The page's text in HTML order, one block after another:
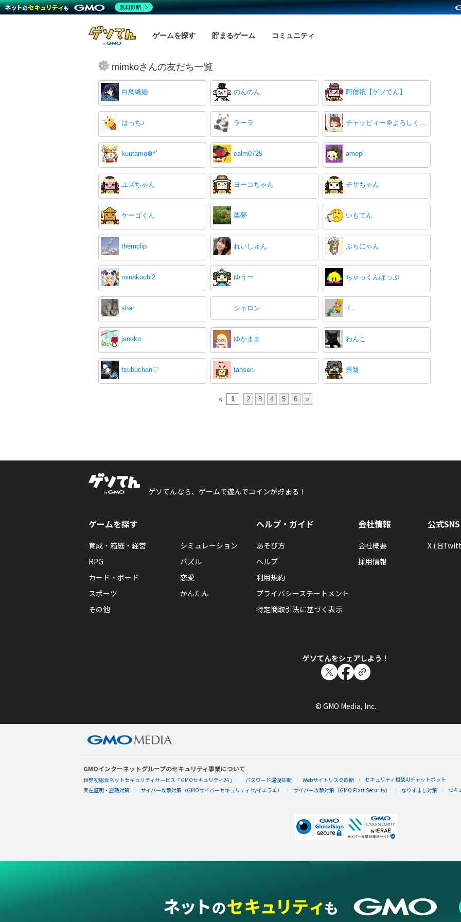
ゲームを探す 貯まるゲーム コミュニティ
mimkoさんの友だち一覧
白鳥織姫 のんのん 阿僧祇【ゲソてん】
はっち♪ ラーラ チャッピィー＠よろしくですぅ(^▽^)/
kuutamo✽‪*ﾟ calm0725 amepi
ユズちゃん ヨーコちゃん チサちゃん
ケーゴくん 栗夢 いもてん
themclip れいしゅん ぶちにゃん
minakuchi2 ゆうー ちゃっくんぽっぷ
shar シャロン ｆ.
janeko ゆかまま わんこ
tsubuchan♡ tansen 秀翁
« 1 2 3 4 5 6 »
ゲソてんなら、ゲームで遊んでコインが貯まる！
ゲームを探す
育成・箱庭・経営
シミュレーション
RPG
パズル
カード・ボード
恋愛
スポーツ
かんたん
その他
ヘルプ・ガイド
あそび方
ヘルプ
利用規約
プライバシーステートメント
特定商取引法に基づく表示
会社情報
会社概要
採用情報
公式SNS
X (旧
ゲソてんをシェアしよう！
© GMO Media, Inc.
GMOインターネットグループのセキュリティ事業について
世界初総合ネットセキュリティサービス「GMOセキュリティ24」 パスワード漏洩診断 Webサイトリスク診断
セキュリティ相談AIチャットボット
実在証明・盗聴対策
サイバー攻撃対策（GMOサイバーセキュリティ byイエラエ） サイバー攻撃対策（GMO Flatt Security） なりすまし対策 セキ
無料診断